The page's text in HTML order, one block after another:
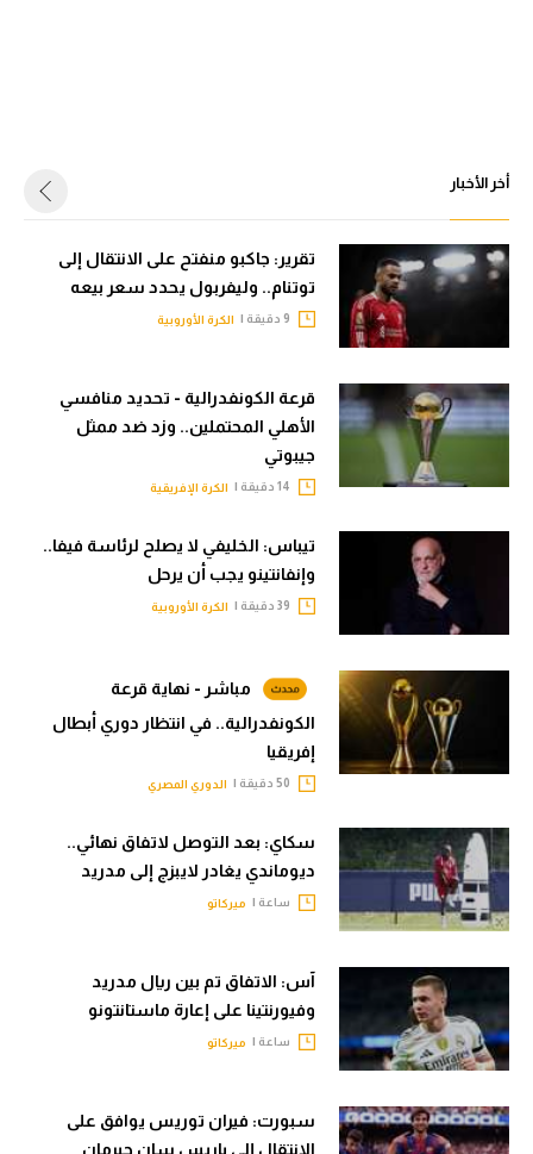
أخر الأخبار
تقرير: جاكبو منفتح على الانتقال إلى
توتنام.. وليفربول يحدد سعر بيعه
الكرة الأوروبية
قرعة الكونفدرالية - تحديد منافسي
الأهلي المحتملين.. وزد ضد ممثل
جيبوتي
الكرة الإفريقية
تيباس: الخليفي لا يصلح لرئاسة فيفا..
وإنفانتينو يجب أن يرحل
الكرة الأوروبية
مباشر - نهاية قرعة
الكونفدرالية.. في انتظار دوري أبطال
إفريقيا
الدوري المصري
سكاي: بعد التوصل لاتفاق نهائي..
ديوماندي يغادر لايبزج إلى مدريد
ساعة | ميركاتو
آس: الاتفاق تم بين ريال مدريد
وفيورنتينا على إعارة ماستانتونو
ساعة | ميركاتو
سبورت: فيران توريس يوافق على
الانتقال إلى باريس سان جيرمان